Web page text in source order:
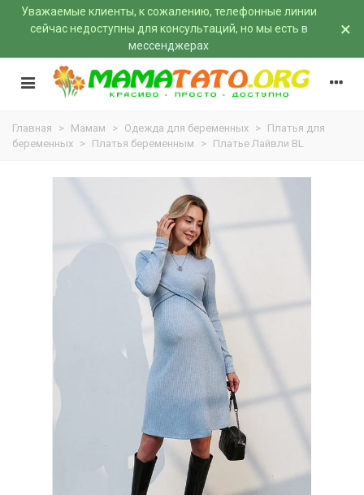
Уважаемые клиенты, к сожалению, телефонные линии
сейчас недоступны для консультаций, но мы есть в
мессенджерах
×
Главная > Мамам > Одежда для беременных > Платья для
беременных > Платья беременным > Платье Лайвли BL